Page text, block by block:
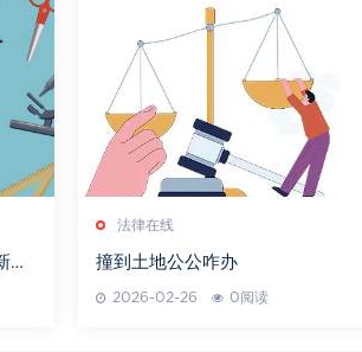
动
法律在线
撞到土地公公咋办
2026-02-26 0阅读